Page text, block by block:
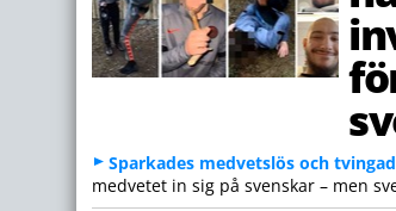
Sparkades medvetslös och
medvetet in sig på svenskar – men